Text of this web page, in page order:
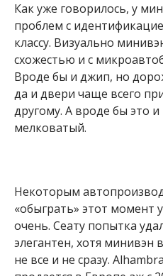
Как уже говорилось, у
проблем с
классу. Визуально
схожестью и с
Вроде бы и джип, но
да и двери чаще всего
другому. А вроде бы это
мелковатый.
Некоторым
«обыграть» этот момент
очень. Сеату попытка
элегантен, хотя минивэн
не все и не сразу.